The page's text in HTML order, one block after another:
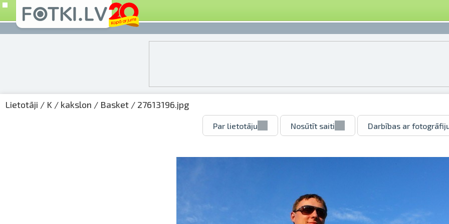
Lietotāji / K / kakslon / Basket / 27613196.jpg
Par lietotāju Nosūtīt saiti Darbības ar